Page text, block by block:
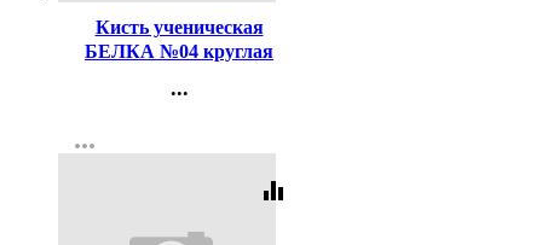
Кисть ученическая
БЕЛКА №04 круглая
...
Регистрация
more_horiz
equalizer